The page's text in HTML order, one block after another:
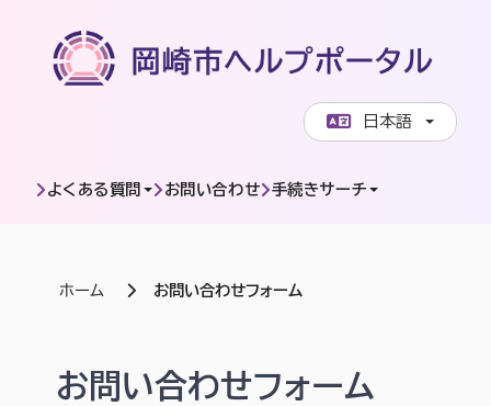
日本語
よくある質問 お問い合わせ 手続きサーチ
ホーム お問い合わせフォーム
岡崎市ヘルプポータル | お問い合わせフォーム
お問い合わせフォーム